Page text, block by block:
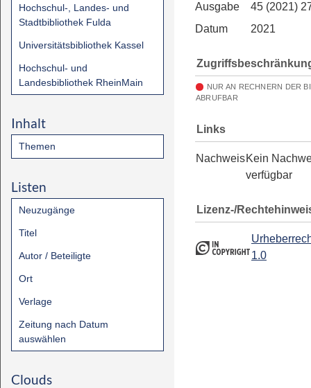
Hochschul-, Landes- und
Stadtbibliothek Fulda
Universitätsbibliothek Kassel
Hochschul- und
Landesbibliothek RheinMain
Inhalt
Themen
Listen
Neuzugänge
Titel
Autor / Beteiligte
Ort
Verlage
Zeitung nach Datum
auswählen
Clouds
Ausgabe
45 (2021)
Datum
2021
NUR AN RECHNERN DER
ABRUFBAR
Links
NachweisKein
verfügbar
Lizenz-/
1.0